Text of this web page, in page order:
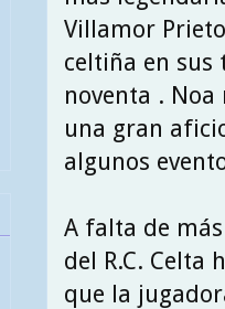
Villamor
celtiña en sus
noventa . Noa
una gran
algunos
A falta de
del R.C. Celta
que la